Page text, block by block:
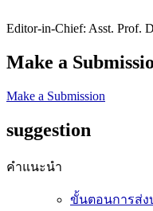
Editor-in-Chief: Asst. Prof.
Make a
Make a Submission
suggestion
คำแนะนำ
ขั้นตอนการส่